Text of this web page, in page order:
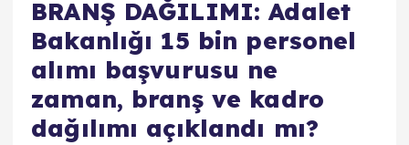
BRANŞ DAĞILIMI: Adalet
Bakanlığı 15 bin personel
alımı başvurusu ne
zaman, branş ve kadro
dağılımı açıklandı mı?